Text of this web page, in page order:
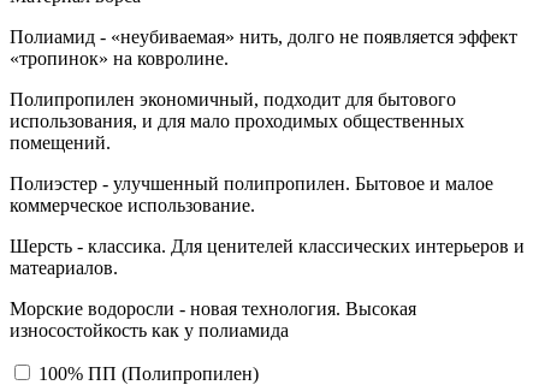
Полиамид - «неубиваемая» нить, долго не появляется эффект
«тропинок» на ковролине.
Полипропилен экономичный, подходит для бытового
использования, и для мало проходимых общественных
помещений.
Полиэстер - улучшенный полипропилен. Бытовое и малое
коммерческое использование.
Шерсть - классика. Для ценителей классических интерьеров и
матеариалов.
Морские водоросли - новая технология. Высокая
износостойкость как у полиамида
100% ПП (Полипропилен)